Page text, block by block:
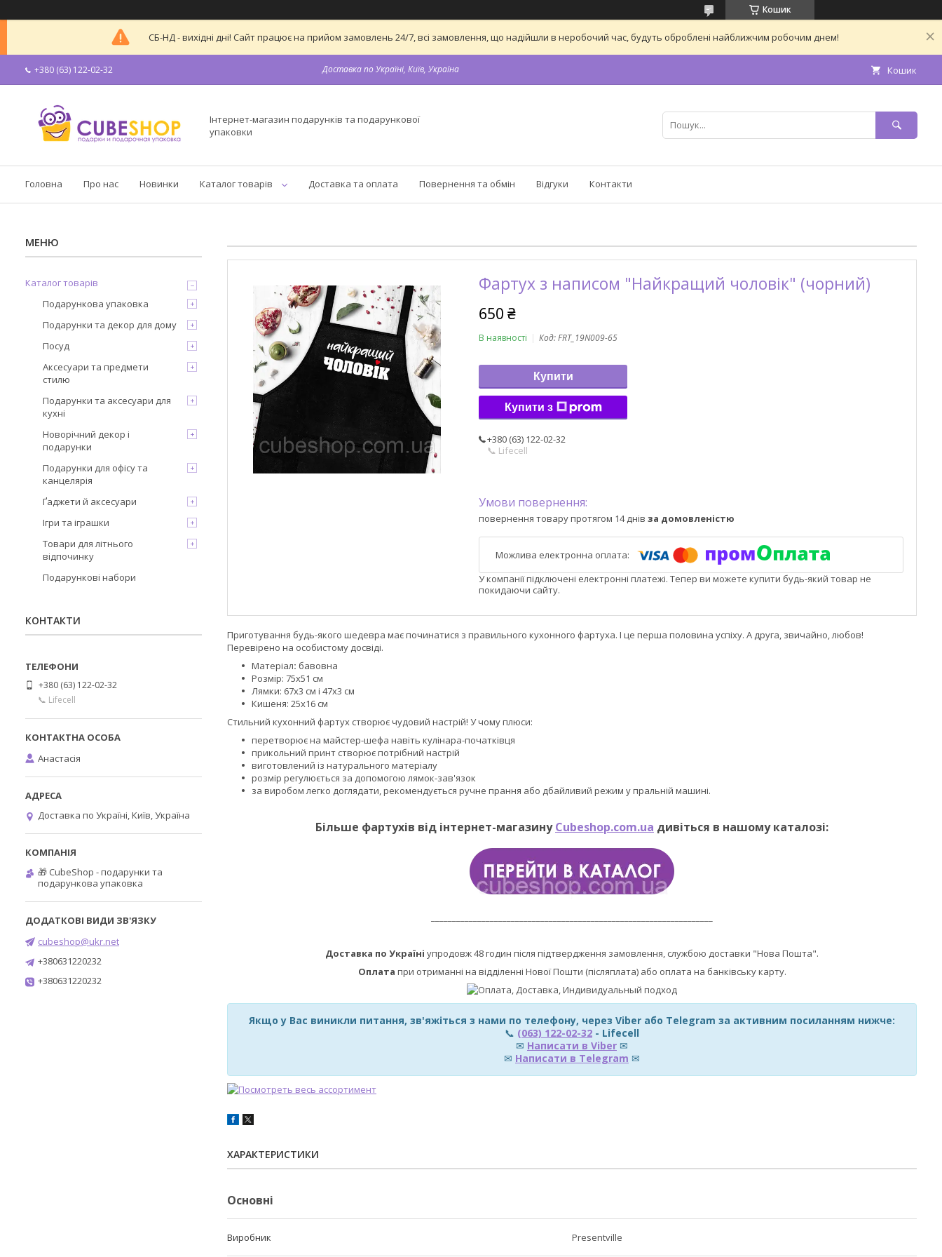
Кошик
СБ-НД - вихідні дні! Сайт працює на прийом замовлень 24/7, всі замовлення, що надійшли в неробочий час, будуть оброблені найближчим робочим днем!
+380 (63) 122-02-32 Доставка по Україні, Київ, Україна Кошик
Інтернет-магазин подарунків та подарункової
упаковки
Головна Про нас Новинки Каталог товарів Доставка та оплата Повернення та обмін Відгуки Контакти
Фартух з написом "Найкращий чоловік" (чорний)
650 ₴
В наявності Код:FRT_19N009-65
Купити
Купити з
+380 (63) 122-02-32
📞 Lifecell
повернення товару протягом 14 днів за домовленістю
У компанії підключені електронні платежі. Тепер ви можете купити будь-який товар не
покидаючи сайту.
Приготування будь-якого шедевра має починатися з правильного кухонного фартуха. І це перша половина успіху. А друга, звичайно, любов!
Перевірено на особистому досвіді.
Матеріал: бавовна
Розмір: 75х51 см
Лямки: 67х3 см і 47х3 см
Кишеня: 25х16 см
Стильний кухонний фартух створює чудовий настрій! У чому плюси:
перетворює на майстер-шефа навіть кулінара-початківця
прикольний принт створює потрібний настрій
виготовлений із натурального матеріалу
розмір регулюється за допомогою лямок-зав'язок
за виробом легко доглядати, рекомендується ручне прання або дбайливий режим у пральній машині.
Більше фартухів від інтернет-магазинуCubeshop.com.ua дивіться в нашому каталозі:
Доставка по Україні упродовж 48 годин після підтвердження замовлення, службою доставки "Нова Пошта".
Оплата при отриманні на відділенні Нової Пошти (післяплата) або оплата на банківську карту.
Якщо у Вас виникли питання, зв'яжіться з нами по телефону, через Viber або Telegram за активним посиланням нижче:
📞 (063) 122-02-32 - Lifecell
✉ Написати в Viber ✉
✉ Написати в Telegram ✉
ХАРАКТЕРИСТИКИ
Основні
Виробник Presentville
Каталог товарів
Подарункова упаковка
Подарунки та декор для дому
Посуд
Аксесуари та предмети
стилю
Подарунки та аксесуари для
кухні
Новорічний декор і
подарунки
Подарунки для офісу та
канцелярія
Ґаджети й аксесуари
Ігри та іграшки
Товари для літнього
відпочинку
Подарункові набори
КОНТАКТИ
+380 (63) 122-02-32
📞 Lifecell
Анастасія
Доставка по Україні, Київ, Україна
🎁 CubeShop - подарунки та
подарункова упаковка
cubeshop@ukr.net
+380631220232
+380631220232